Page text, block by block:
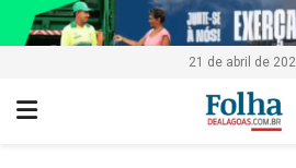
21 de abril de